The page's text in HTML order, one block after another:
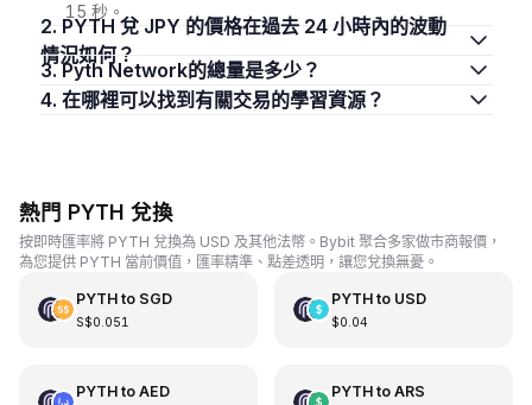
15 秒。
2. PYTH 兌 JPY 的價格在過去 24 小時內的波動
情況如何？
3. Pyth Network的總量是多少？
4. 在哪裡可以找到有關交易的學習資源？
熱門 PYTH 兌換
按即時匯率將 PYTH 兌換為 USD 及其他法幣。Bybit 聚合多家做市商報價，
為您提供 PYTH 當前價值，匯率精準、點差透明，讓您兌換無憂。
PYTHto SGD
S$0.051
PYTHto USD
$0.04
PYTHto AED PYTHto ARS